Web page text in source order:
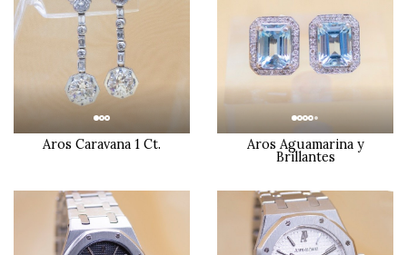
Aros Caravana 1 Ct. Aros Aguamarina y
Brillantes